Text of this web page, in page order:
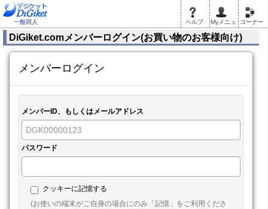
一般同人 ヘルプ Myメニュ コーナー
DiGiket.comメンバーログイン(お買い物のお客様向け)
メンバーログイン
メンバーID、もしくはメールアドレス
パスワード
クッキーに記憶する
(お使いの端末がご自身の場合にのみ「記憶」をご利用くださ